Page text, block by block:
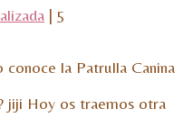
| 5
conoce la Patrulla Canina
jiji Hoy os traemos otra